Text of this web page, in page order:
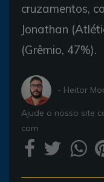
cruzamentos,
Jonathan
(Grêmio, 47%).
- Heitor
Ajude o nosso site
com